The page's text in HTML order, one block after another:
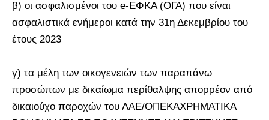
β) οι ασφαλισμένοι του e-ΕΦΚΑ (ΟΓΑ) που είναι
ασφαλιστικά ενήμεροι κατά την 31η Δεκεμβρίου του
έτους 2023
γ) τα μέλη των οικογενειών των παραπάνω
προσώπων με δικαίωμα περίθαλψης απορρέον από
δικαιούχο παροχών του ΛΑΕ/ΟΠΕΚΑΧΡΗΜΑΤΙΚΑ